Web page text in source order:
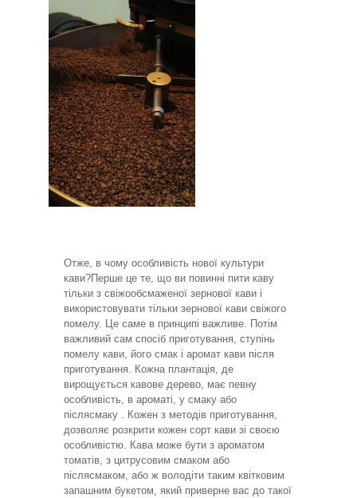
Отже, в чому особливість нової культури
кави?Перше це те, що ви повинні пити каву
тільки з свіжообсмаженої зернової кави і
використовувати тільки зернової кави свіжого
помелу. Це саме в принципі важливе. Потім
важливий сам спосіб приготування, ступінь
помелу кави, його смак і аромат кави після
приготування. Кожна плантація, де
вирощується кавове дерево, має певну
особливість, в ароматі, у смаку або
післясмаку . Кожен з методів приготування,
дозволяє розкрити кожен сорт кави зі своєю
особливістю. Кава може бути з ароматом
томатів, з цитрусовим смаком або
післясмаком, або ж володіти таким квітковим
запашним букетом, який приверне вас до такої